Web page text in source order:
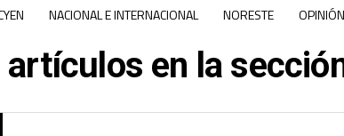
NACIONAL E INTERNACIONAL NORESTE OPINIÓN
en la